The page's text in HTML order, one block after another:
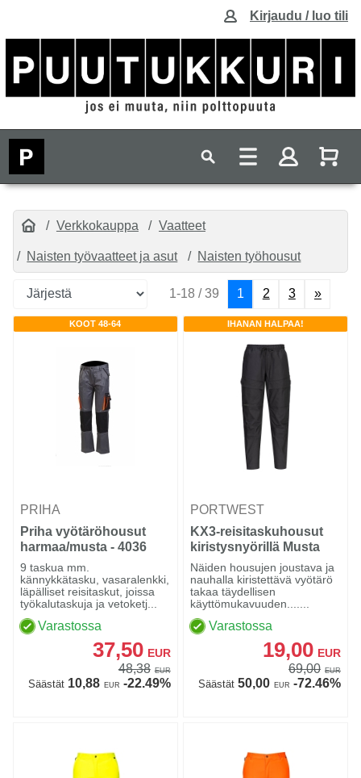
Kirjaudu / luo tili
Verkkokauppa Vaatteet
Naisten työvaatteet ja asut Naisten työhousut
1-18 / 39 1 2 3 »
KOOT 48-64
PRIHA
Priha vyötäröhousut
harmaa/musta - 4036
9 taskua mm.
kännykkätasku, vasaralenkki,
läpälliset reisitaskut, joissa
työkalutaskuja ja vetoketj...
Varastossa
37,50 EUR
48,38 EUR
Säästät10,88 EUR -22.49%
IHANAN HALPAA!
PORTWEST
KX3-reisitaskuhousut
kiristysnyörillä Musta
Näiden housujen joustava ja
nauhalla kiristettävä vyötärö
takaa täydellisen
käyttömukavuuden.......
Varastossa
19,00 EUR
69,00 EUR
Säästät50,00 EUR -72.46%